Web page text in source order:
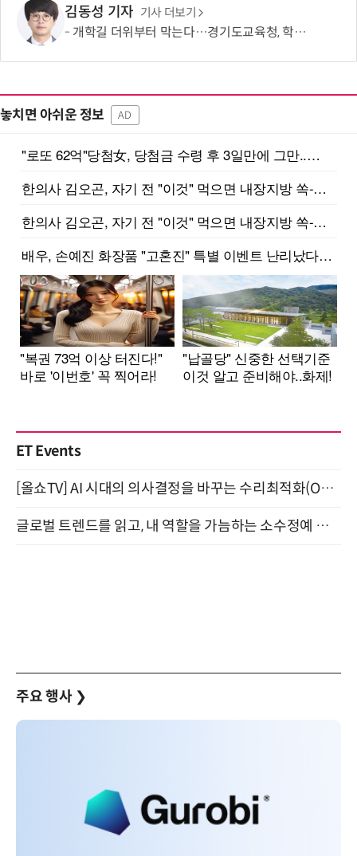
김동성 기자 기사 더보기
개학길 더위부터 막는다…경기도교육청, 학교 폭염 대응 점검
놓치면 아쉬운 정보 AD
ET Events
[올쇼TV] AI 시대의 의사결정을 바꾸는 수리최적화(Optimization) 소개 (8/20 생방송)
글로벌 트렌드를 읽고, 내 역할을 가늠하는 소수정예 실습 워크숍 (8/28)
주요 행사 ❯